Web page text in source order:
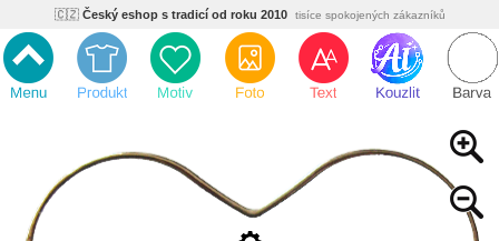
🇨🇿 Český eshop s tradicí od roku 2010 tisíce spokojených zákazníků
Ekologický a zdravotně nezávadný žádná čína, barvy s certifikáty
💡Inovativní výroba vlastní vývoj, nejnovější technologie
Rychlé dodání expedujeme do 24h
Kvalita pod kontrolou jsme přímý výrobce, žádný zprostředkovatel
🇨🇿 Český eshop s tradicí od roku 2010 tisíce spokojených zákazníků